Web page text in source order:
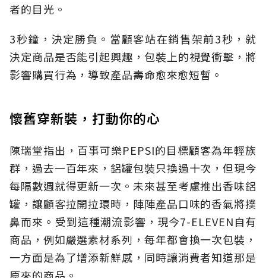
者的目光。
3秒鐘，決定勝負。當顧客站在銷售架前3秒，就
決定商品是否能引起興趣，包裝上的視覺衝擊，將
影響購買行為，導致產品壽命愈來愈短暫。
懷舊穿新裝，打動你的心
陳瑞堂指出，百事可樂PEPSI的目標顧客為年輕族
群，過去一百年來，鋁罐包裝只換過十次，但現今
每隔數週就得更新一次。未來甚至考慮推出香味鋁
罐，讓顧客拉開拉環時，陣陣產品口味的香氣將撲
鼻而來。受到這種潮流影響，現今7-ELEVEN自有
商品，例如嚴選素材系列，每年都會換一次包裝，
一方面是為了增添新鮮感，同時讓消費者知道那是